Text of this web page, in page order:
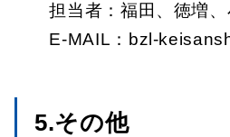
担当者：福田、徳増、
E-MAIL：bzl-
5.その他